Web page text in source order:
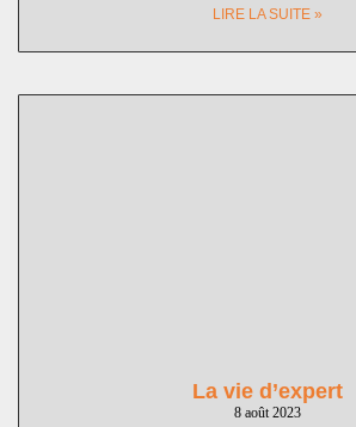
LIRE LA SUITE »
La vie d’expert
8 août 2023